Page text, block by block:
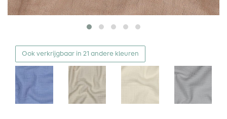
Ook verkrijgbaar in 21 andere kleuren